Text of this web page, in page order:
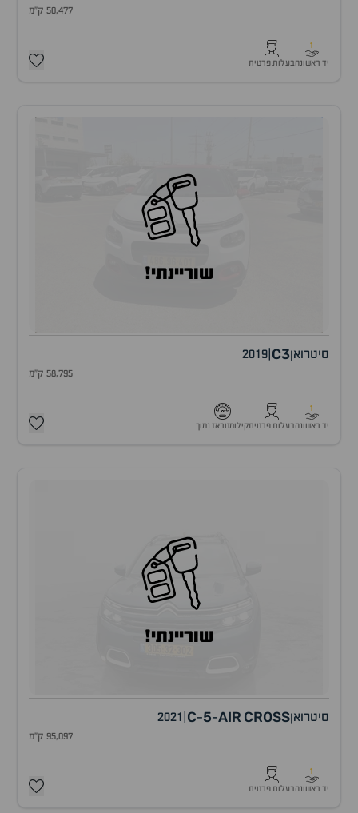
50,477 ק"מ
1
יד ראשונהבעלות פרטית
שוריינתי!
סיטרואןC3
2019
58,795 ק"מ
1
יד ראשונהבעלות פרטיתקילומטראז נמוך
שוריינתי!
סיטרואן C-5-AIR CROSS
2021
95,097 ק"מ
1
יד ראשונהבעלות פרטית